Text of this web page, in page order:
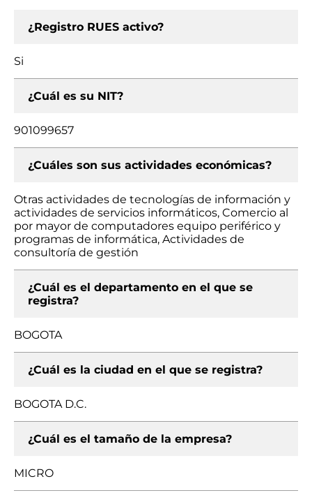
¿Registro RUES activo?
Si
¿Cuál es su NIT?
901099657
¿Cuáles son sus actividades económicas?
Otras actividades de tecnologías de información y
actividades de servicios informáticos, Comercio al
por mayor de computadores equipo periférico y
programas de informática, Actividades de
consultoría de gestión
¿Cuál es el departamento en el que se
registra?
BOGOTA
¿Cuál es la ciudad en el que se registra?
BOGOTA D.C.
¿Cuál es el tamaño de la empresa?
MICRO